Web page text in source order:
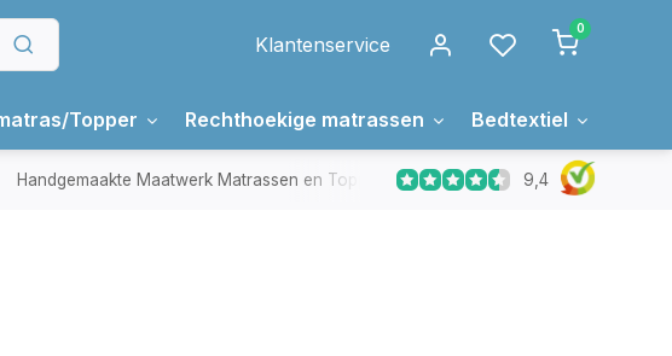
Klantenservice
0
Topper Rechthoekige matrassen Bedtextiel
Handgemaakte Maatwerk Matrassen en Toppers In Nederland gemaakt
9,4